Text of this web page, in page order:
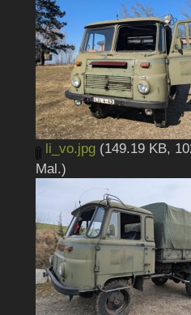
li_vo.jpg (149.19 KB,
Mal.)